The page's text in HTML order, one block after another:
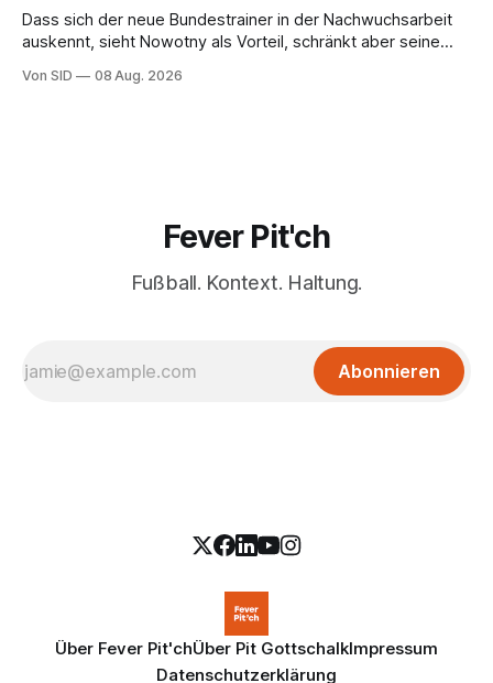
Dass sich der neue Bundestrainer in der Nachwuchsarbeit
auskennt, sieht Nowotny als Vorteil, schränkt aber seine
Von SID 08 Aug. 2026
Fever Pit'ch
Fußball. Kontext. Haltung.
Abonnieren
Über Fever Pit'chÜber Pit GottschalkImpressum
Datenschutzerklärung